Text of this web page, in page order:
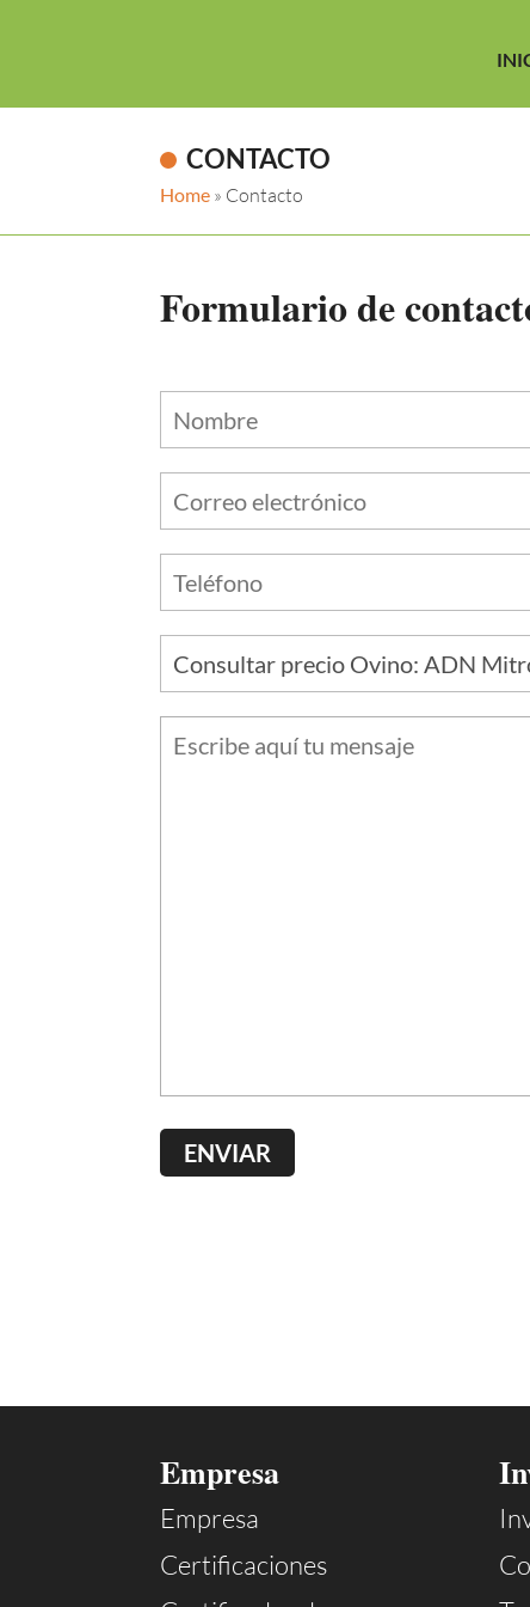
CONTACTO
Home » Contacto
Formulario de
Empresa
Empresa
Certificaciones